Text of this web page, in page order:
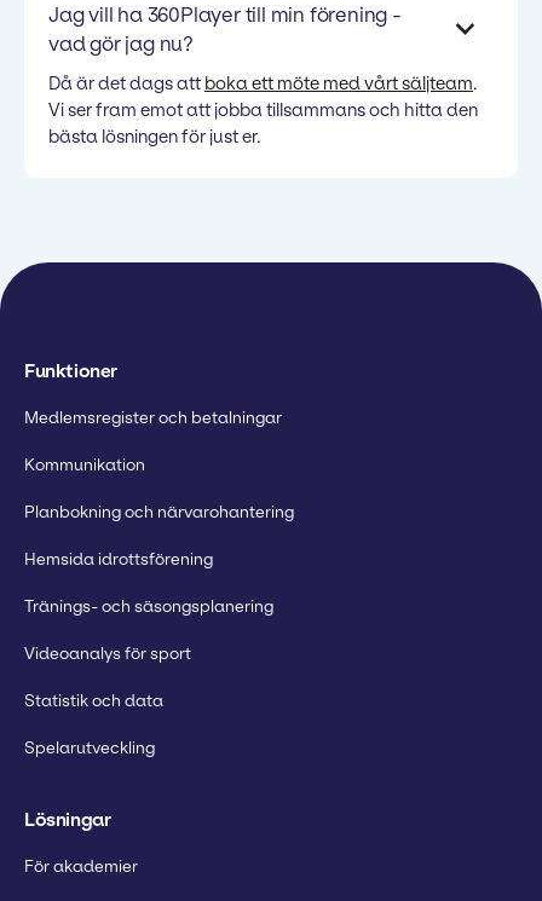
Jag vill ha 360Player till min förening -
vad gör jag nu?
Då är det dags att boka ett möte med vårt säljteam.
Vi ser fram emot att jobba tillsammans och hitta den
bästa lösningen för just er.
Funktioner
Medlemsregister och betalningar
Kommunikation
Planbokning och närvarohantering
Hemsida idrottsförening
Tränings- och säsongsplanering
Videoanalys för sport
Statistik och data
Spelarutveckling
Lösningar
För akademier